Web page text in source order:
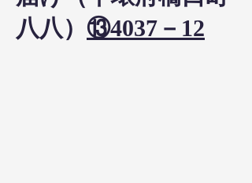
八八） ⑬4037－12